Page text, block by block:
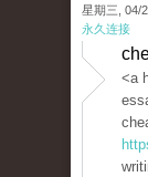
星期三, 04/
永久连接
<a